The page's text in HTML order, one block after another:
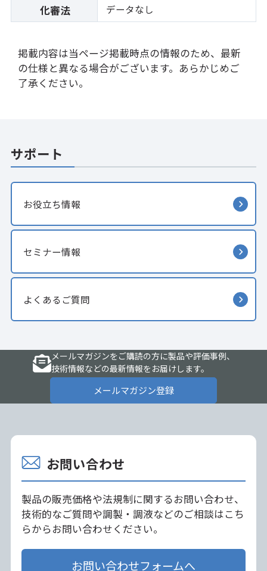
化審法 データなし
掲載内容は当ページ掲載時点の情報のため、最新
の仕様と異なる場合がございます。あらかじめご
了承ください。
サポート
お役立ち情報
セミナー情報
よくあるご質問
メールマガジンをご購読の方に製品や評価事例、
技術情報などの最新情報をお届けします。
メールマガジン登録
お問い合わせ
製品の販売価格や法規制に関するお問い合わせ、
技術的なご質問や調製・調液などのご相談はこち
らからお問い合わせください。
お問い合わせフォームへ